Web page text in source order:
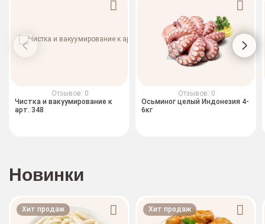
Отзывов: 0
Чистка и вакуумирование к
арт. 348
Отзывов: 0
Осьминог целый Индонезия 4-
6кг
Новинки
Хит продаж Хит продаж